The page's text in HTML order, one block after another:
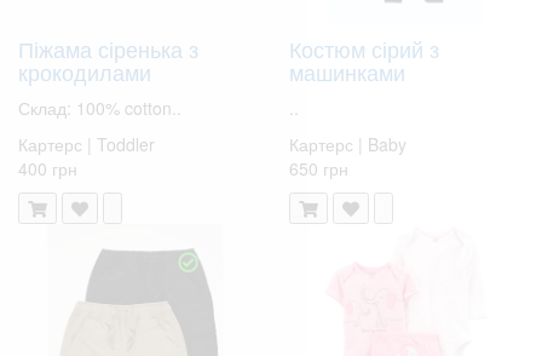
Піжама сіренька з
крокодилами
Склад: 100% cotton..
Картерс | Toddler
400 грн
Костюм сірий з
машинками
Картерс | Baby
650 грн